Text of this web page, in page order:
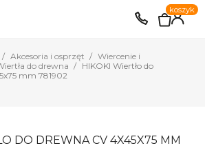
EUR PLN 0
koszyk
Akcesoria i osprzęt
Wiercenie i
do drewna
HIKOKI Wiertło do
mm 781902
DO DREWNA CV 4X45X75 MM